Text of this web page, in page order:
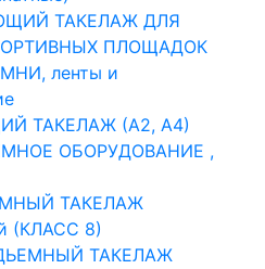
ТАКЕЛАЖ ДЛЯ
ПЛОЩАДОК
ленты и
ТАКЕЛАЖ (А2, А4)
ОБОРУДОВАНИЕ ,
ТАКЕЛАЖ
(КЛАСС 8)
ТАКЕЛАЖ